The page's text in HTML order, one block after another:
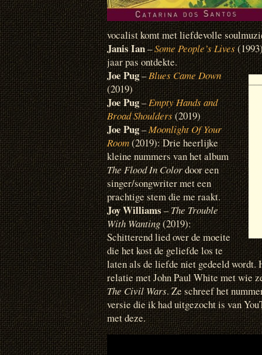
vocalist komt met liefdevolle
Janis Ian–Some People’s Lives
jaar pas ontdekte.
Joe Pug–Blues Came Down
(2019)
Joe Pug–Empty Hands and
Broad Shoulders(2019)
Joe Pug–Moonlight Of Your
Room(2019): Drie heerlijke
kleine nummers van het album
The Flood In Colordoor een
singer/songwriter met een
prachtige stem die me raakt.
Joy Williams–The Trouble
With Wanting(2019):
Schitterend lied over de moeite
die het kost de geliefde los te
laten als de liefde niet gedeeld wordt.
relatie met John Paul White met wie
The Civil Wars. Ze schreef het
versie die ik had uitgezocht is van
met deze.